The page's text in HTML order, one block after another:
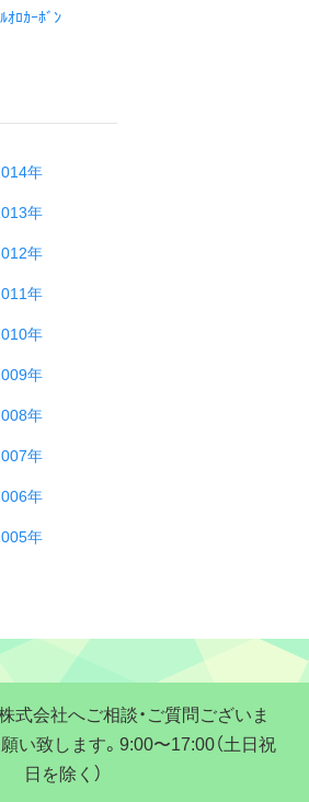
ｵﾛｶｰﾎﾞﾝ
年
年
年
年
年
年
年
年
年
年
式会社へご相談・ご質問ございま
い致します。9:00〜17:00（土日祝
日を除く）